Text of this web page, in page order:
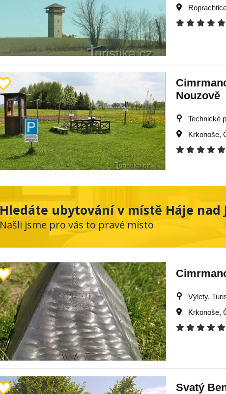
Nouzově
Technické
Krkonoše,
Hledáte ubytování v místě Háje nad
Našli jsme pro vás to pravé místo
Výlety,
Krkonoše,
Svatý